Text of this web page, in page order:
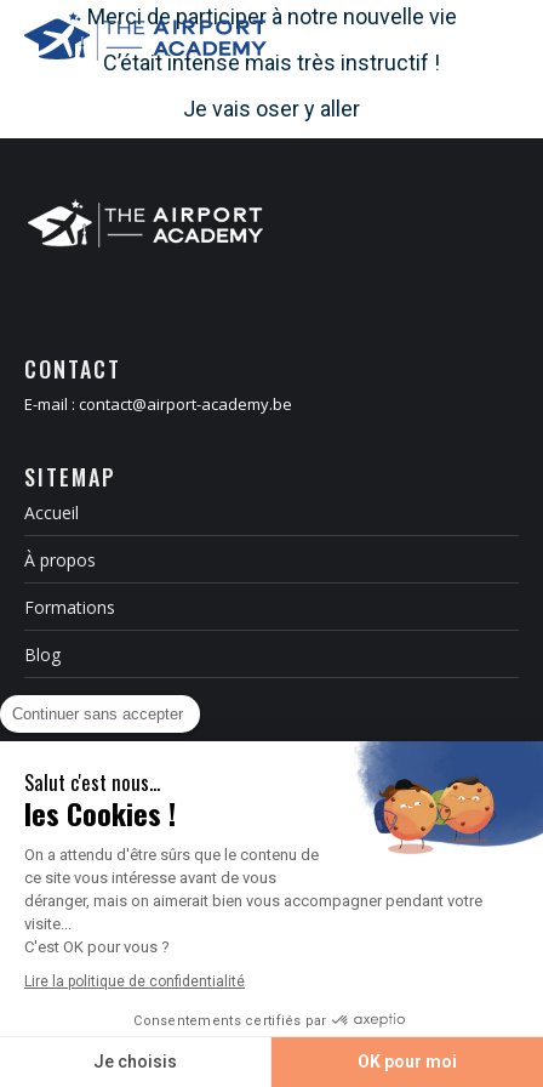
Merci de participer à notre nouvelle vie
C’était intense mais très instructif !
Je vais oser y aller
CONTACT
E-mail : contact@airport-academy.be
SITEMAP
Accueil
À propos
Formations
Blog
Contact
Menu bas
Continuer sans accepter
Salut c'est nous...
les Cookies !
On a attendu d'être sûrs que le contenu de
ce site vous intéresse avant de vous
déranger, mais on aimerait bien vous accompagner pendant votre
visite...
C'est OK pour vous ?
Lire la politique de confidentialité
Consentements certifiés par
Je choisis OK pour moi